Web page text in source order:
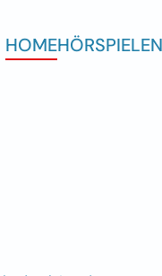
HOMEHÖRSPIELE